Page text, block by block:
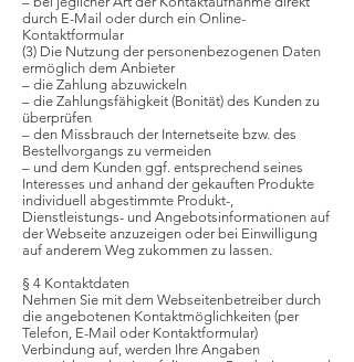
durch E-Mail oder durch ein Online-
Kontaktformular
(3) Die Nutzung der personenbezogenen Daten
ermöglich dem Anbieter
– die Zahlung abzuwickeln
– die Zahlungsfähigkeit (Bonität) des Kunden zu
überprüfen
– den Missbrauch der Internetseite bzw. des
Bestellvorgangs zu vermeiden
– und dem Kunden ggf. entsprechend seines
Interesses und anhand der gekauften Produkte
individuell abgestimmte Produkt-,
Dienstleistungs- und Angebotsinformationen auf
der Webseite anzuzeigen oder bei Einwilligung
auf anderem Weg zukommen zu lassen.
§ 4 Kontaktdaten
Nehmen Sie mit dem Webseitenbetreiber durch
die angebotenen Kontaktmöglichkeiten (per
Telefon, E-Mail oder Kontaktformular)
Verbindung auf, werden Ihre Angaben